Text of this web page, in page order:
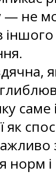
— не
як
норм і